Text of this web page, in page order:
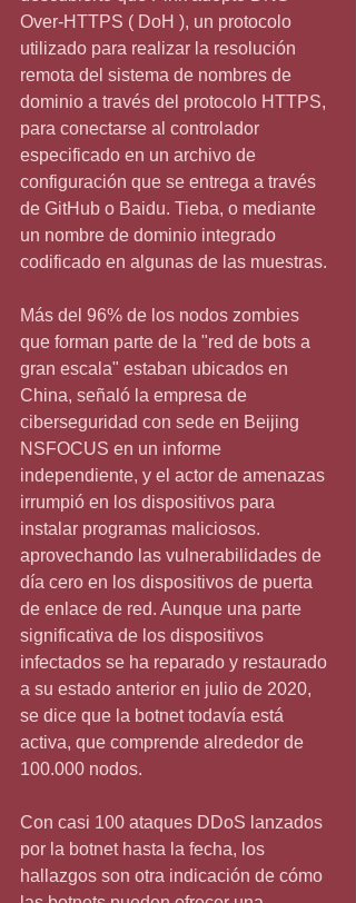
Over-HTTPS ( DoH ), un protocolo
utilizado para realizar la resolución
remota del sistema de nombres de
dominio a través del protocolo HTTPS,
para conectarse al controlador
especificado en un archivo de
configuración que se entrega a través
de GitHub o Baidu. Tieba, o mediante
un nombre de dominio integrado
codificado en algunas de las muestras.
Más del 96% de los nodos zombies
que forman parte de la "red de bots a
gran escala" estaban ubicados en
China, señaló la empresa de
ciberseguridad con sede en Beijing
NSFOCUS en un informe
independiente, y el actor de amenazas
irrumpió en los dispositivos para
instalar programas maliciosos.
aprovechando las vulnerabilidades de
día cero en los dispositivos de puerta
de enlace de red. Aunque una parte
significativa de los dispositivos
infectados se ha reparado y restaurado
a su estado anterior en julio de 2020,
se dice que la botnet todavía está
activa, que comprende alrededor de
100.000 nodos.
Con casi 100 ataques DDoS lanzados
por la botnet hasta la fecha, los
hallazgos son otra indicación de cómo